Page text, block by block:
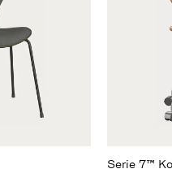
Serie 7™